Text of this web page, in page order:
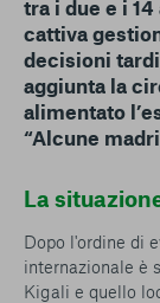
tra i due e i
cattiva
decisioni
aggiunta la
alimentato
“Alcune
La
Dopo l'ordine di
internazionale è
Kigali e quello